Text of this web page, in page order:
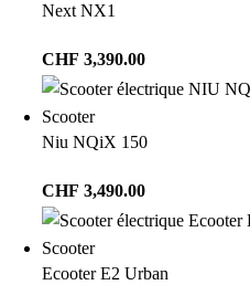
Next NX1
CHF 3,390.00
Scooter
Niu NQiX 150
CHF 3,490.00
Scooter
Ecooter E2 Urban